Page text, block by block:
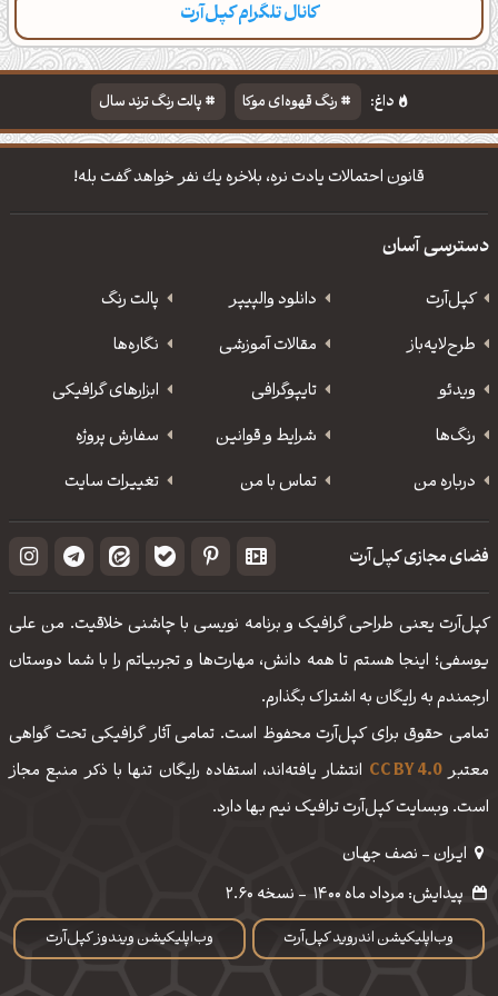
کانال تلگرام کپل‌آرت
دسته‌بندی مطالب تازه تایپوگرافی پالت‌ها
داغ: رنگ قهوه‌ای موکا
پالت رنگ ترند سال
دانلود والپیپر مذهبی
تایپوگرافی شعر مولانا
قانون احتمالات یادت نره، بلاخره یك نفر خواهد گفت بله!
دسترسی آسان
کپل‌آرت دانلود‌ والپیپر
پالت رنگ
طرح‌لایه‌باز
مقالات آموزشی
نگاره‌ها
ویدئو
‌تایپوگرافی
ابزارهای گرافیکی
رنگ‌ها
شرایط و قوانین
سفارش پروژه
درباره من
تماس با من تغییرات سایت
فضای مجازی کپل‌آرت
کپل‌آرت یعنی طراحی گرافیک و برنامه نویسی با چاشنی خلاقیت. من علی
یوسفی؛ اینجا هستم تا همه دانش، مهارت‌‌ها و تجربیاتم را با شما دوستان
ارجمندم به رایگان به اشتراک بگذارم.
تمامی حقوق برای کپل‌آرت محفوظ است. تمامی آثار گرافیکی تحت گواهی
معتبرCC BY 4.0 انتشار یافته‌اند، استفاده رایگان تنها با ذکر منبع مجاز
است. وبسایت کپل‌آرت ترافیک نیم بها دارد.
ایـران - نصف جهـان
وب‌اپلیکیشن اندروید کپل‌آرت وب‌اپلیکیشن ویندوز کپل‌آرت
پیدایش: مرداد ماه 1400 - نسخه 2.60